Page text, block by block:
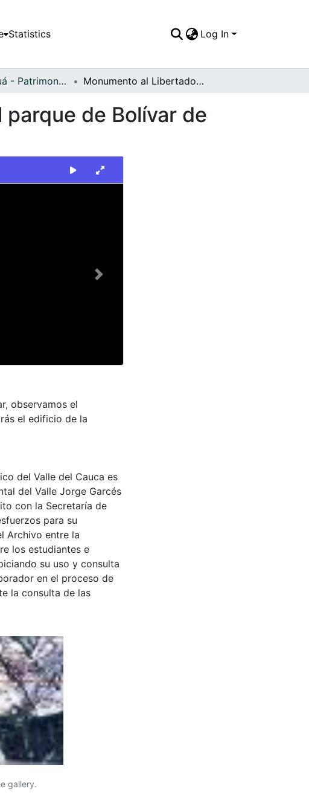
Statistics Log In
FFDO - Tuluá - Patrimonial Monumento al Libertador Simón Bolívar en el parque de Bolívar de Tuluá
de Bolívar de
Next
observamos el
el edificio de la
del Valle del Cauca es
del Valle Jorge Garcés
con la Secretaría de
para su
Archivo entre la
los estudiantes e
su uso y consulta
en el proceso de
la consulta de las
gallery.